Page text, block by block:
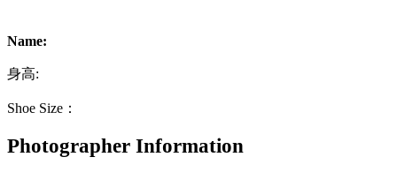
Name:
身高:
Shoe Size：
Photographer Information